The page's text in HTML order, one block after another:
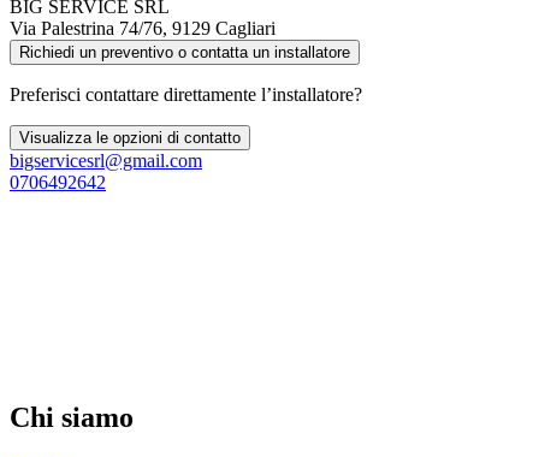
BIG SERVICE SRL
Via Palestrina 74/76, 9129 Cagliari
Richiedi un preventivo o contatta un installatore
Preferisci contattare direttamente l’installatore?
Visualizza le opzioni di contatto
bigservicesrl@gmail.com
0706492642
Chi siamo